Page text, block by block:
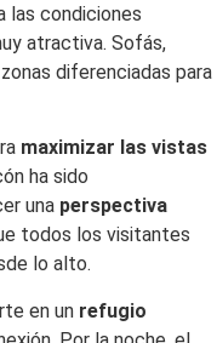
las condiciones
atractiva. Sofás,
diferenciadas para
maximizar las vistas
ha sido
una perspectiva
todos los visitantes
lo alto.
en un refugio